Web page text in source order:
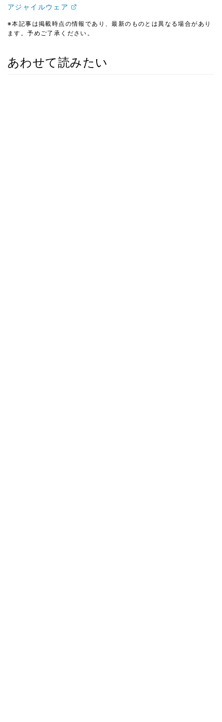
アジャイルウェア
※本記事は掲載時点の情報であり、最新のものとは異なる場合があり
ます。予めご了承ください。
あわせて読みたい